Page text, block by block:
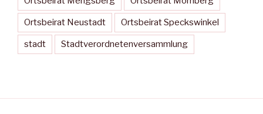
Ortsbeirat Neustadt Ortsbeirat Speckswinkel
stadt Stadtverordnetenversammlung